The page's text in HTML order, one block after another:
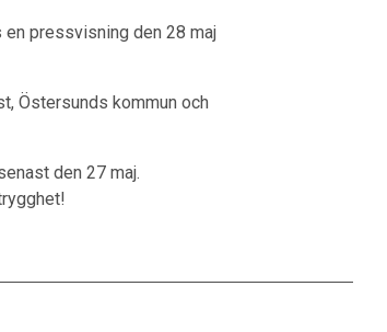
pressvisning den 28 maj
Östersunds kommun och
den 27 maj.